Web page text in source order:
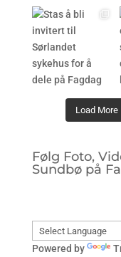
Load More
Følg Foto,
Sundbø på
Powered by